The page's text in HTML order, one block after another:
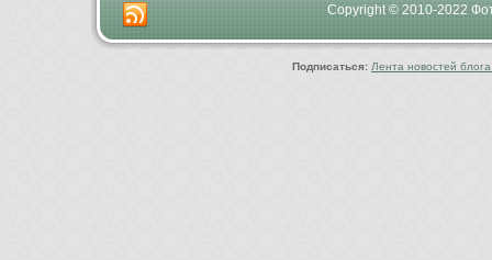
Copyright © 2010-2022
Подписаться: Лента новостей